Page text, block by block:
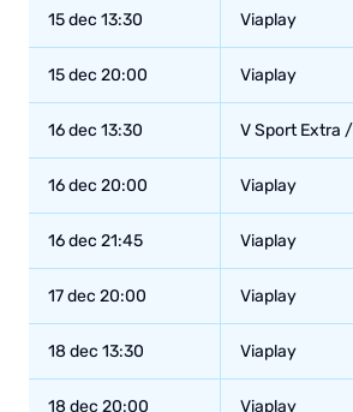
15 dec 13:30 Viaplay
15 dec 20:00 Viaplay
16 dec 13:30 V Sport Extra
16 dec 20:00 Viaplay
16 dec 21:45 Viaplay
17 dec 20:00 Viaplay
18 dec 13:30 Viaplay
18 dec 20:00 Viaplay